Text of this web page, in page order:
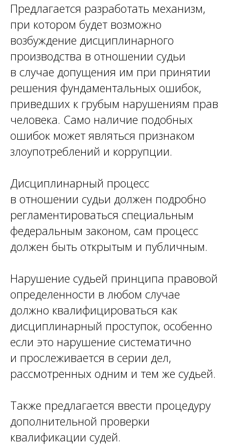
Предлагается разработать механизм,
при котором будет возможно
возбуждение дисциплинарного
производства в отношении судьи
в случае допущения им при принятии
решения фундаментальных ошибок,
приведших к грубым нарушениям прав
человека. Само наличие подобных
ошибок может являться признаком
злоупотреблений и коррупции.
Дисциплинарный процесс
в отношении судьи должен подробно
регламентироваться специальным
федеральным законом, сам процесс
должен быть открытым и публичным.
Нарушение судьей принципа правовой
определенности в любом случае
должно квалифицироваться как
дисциплинарный проступок, особенно
если это нарушение систематично
и прослеживается в серии дел,
рассмотренных одним и тем же судьей.
Также предлагается ввести процедуру
дополнительной проверки
квалификации судей.